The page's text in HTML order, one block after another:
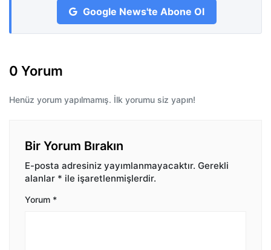
Google News'te Abone Ol
0 Yorum
Henüz yorum yapılmamış. İlk yorumu siz yapın!
Bir Yorum Bırakın
E-posta adresiniz yayımlanmayacaktır. Gerekli
alanlar * ile işaretlenmişlerdir.
Yorum *